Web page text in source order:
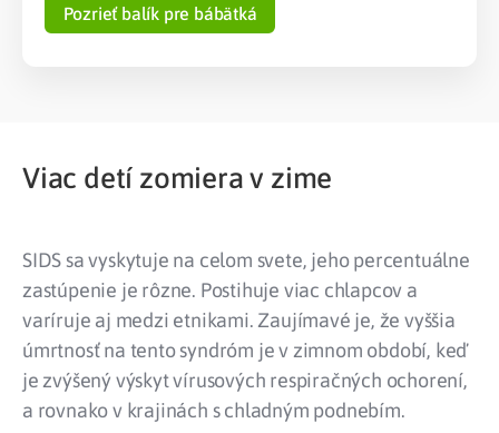
Pozrieť balík pre bábätká
Viac detí zomiera v zime
SIDS sa vyskytuje na celom svete, jeho percentuálne
zastúpenie je rôzne. Postihuje viac chlapcov a
varíruje aj medzi etnikami. Zaujímavé je, že vyššia
úmrtnosť na tento syndróm je v zimnom období, keď
je zvýšený výskyt vírusových respiračných ochorení,
a rovnako v krajinách s chladným podnebím.